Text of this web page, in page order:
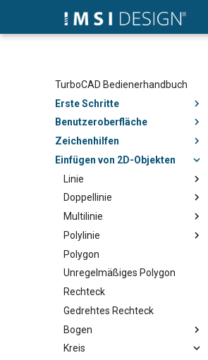
TurboCAD Bedienerhandbuch
Erste Schritte
Benutzeroberfläche
Zeichenhilfen
Einfügen von 2D-Objekten
Linie
Doppellinie
Multilinie
Polylinie
Polygon
Unregelmäßiges Polygon
Rechteck
Gedrehtes Rechteck
Bogen
Kreis